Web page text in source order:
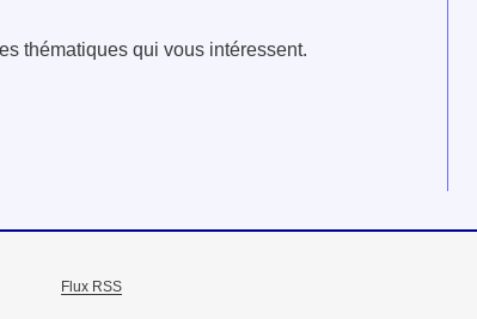
thématiques qui vous intéressent.
Flux RSS